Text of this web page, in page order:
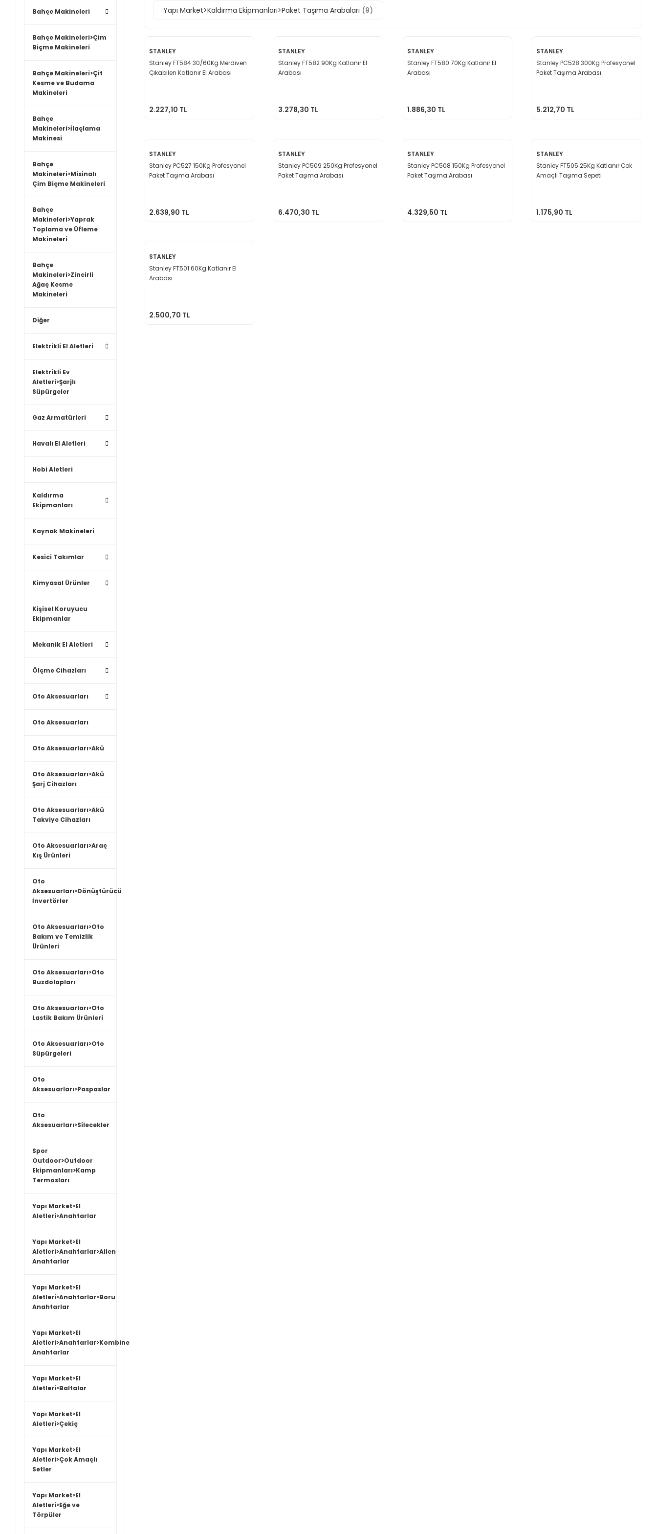
Bahçe Makineleri
Bahçe Makineleri>Çim
Biçme Makineleri
Bahçe Makineleri>Çit
Kesme ve Budama
Makineleri
Bahçe
Makineleri>İlaçlama
Makinesi
Bahçe
Makineleri>Misinalı
Çim Biçme Makineleri
Bahçe
Makineleri>Yaprak
Toplama ve Üfleme
Makineleri
Bahçe
Makineleri>Zincirli
Ağaç Kesme
Makineleri
Diğer
Elektrikli El Aletleri
Elektrikli Ev
Aletleri>Şarjlı
Süpürgeler
Gaz Armatürleri
Havalı El Aletleri
Hobi Aletleri
Kaldırma
Ekipmanları
Kaynak Makineleri
Kesici Takımlar
Kimyasal Ürünler
Kişisel Koruyucu
Ekipmanlar
Mekanik El Aletleri
Ölçme Cihazları
Oto Aksesuarları
Oto Aksesuarları
Oto Aksesuarları>Akü
Oto Aksesuarları>Akü
Şarj Cihazları
Oto Aksesuarları>Akü
Takviye Cihazları
Oto Aksesuarları>Araç
Kış Ürünleri
Oto
Aksesuarları>Dönüştürücü
İnvertörler
Oto Aksesuarları>Oto
Bakım ve Temizlik
Ürünleri
Oto Aksesuarları>Oto
Buzdolapları
Oto Aksesuarları>Oto
Lastik Bakım Ürünleri
Oto Aksesuarları>Oto
Süpürgeleri
Oto
Aksesuarları>Paspaslar
Oto
Aksesuarları>Silecekler
Spor
Outdoor>Outdoor
Ekipmanları>Kamp
Termosları
Yapı Market>El
Aletleri>Anahtarlar
Yapı Market>El
Aletleri>Anahtarlar>Allen
Anahtarlar
Yapı Market>El
Aletleri>Anahtarlar>Boru
Anahtarlar
Yapı Market>El
Aletleri>Anahtarlar>Kombine
Anahtarlar
Yapı Market>El
Aletleri>Baltalar
Yapı Market>El
Aletleri>Çekiç
Yapı Market>El
Aletleri>Çok Amaçlı
Setler
Yapı Market>El
Aletleri>Eğe ve
Törpüler
Yapı Market>Kaldırma Ekipmanları>Paket Taşıma Arabaları (9)
STANLEY
Stanley FT584 30/60Kg Merdiven
Çıkabilen Katlanır El Arabası
2.227,10 TL
STANLEY
Stanley FT582 90Kg Katlanır El
Arabası
3.278,30 TL
STANLEY
Stanley FT580 70Kg Katlanır El
Arabası
1.886,30 TL
STANLEY
Stanley PC528 300Kg Profesyonel
Paket Taşıma Arabası
5.212,70 TL
STANLEY
Stanley PC527 150Kg Profesyonel
Paket Taşıma Arabası
2.639,90 TL
STANLEY
Stanley PC509 250Kg Profesyonel
Paket Taşıma Arabası
6.470,30 TL
STANLEY
Stanley PC508 150Kg Profesyonel
Paket Taşıma Arabası
4.329,50 TL
STANLEY
Stanley FT505 25Kg Katlanır Çok
Amaçlı Taşıma Sepeti
1.175,90 TL
STANLEY
Stanley FT501 60Kg Katlanır El
Arabası
2.500,70 TL